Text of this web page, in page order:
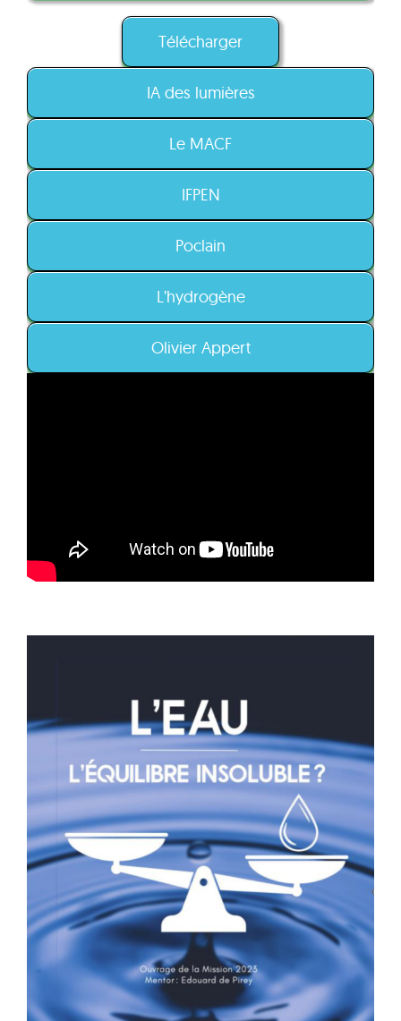
Télécharger
IA des lumières
Le MACF
IFPEN
Poclain
L’hydrogène
Olivier Appert